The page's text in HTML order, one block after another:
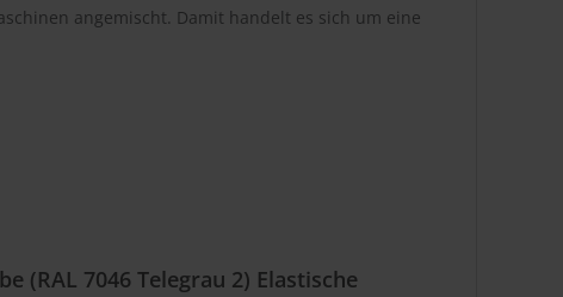
angemischt. Damit handelt es sich um eine
(RAL 7046 Telegrau 2) Elastische